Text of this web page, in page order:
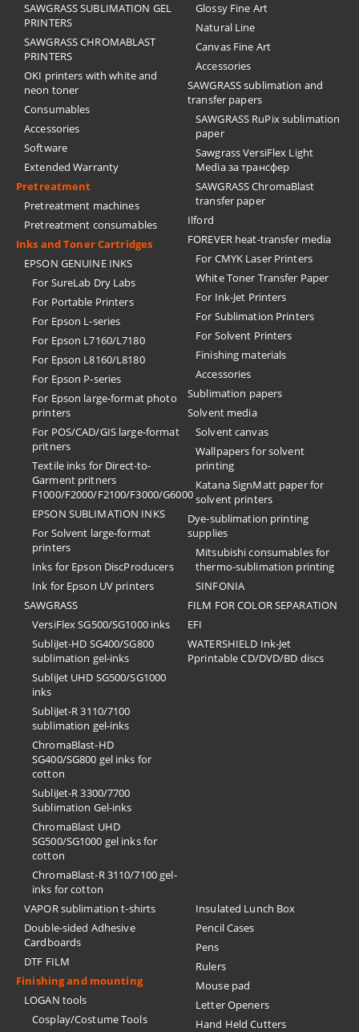
SAWGRASS SUBLIMATION GEL
PRINTERS
SAWGRASS CHROMABLAST
PRINTERS
OKI printers with white and
neon toner
Consumables
Accessories
Software
Extended Warranty
Pretreatment
Pretreatment machines
Pretreatment consumables
Inks and Toner Cartridges
EPSON GENUINE INKS
For SureLab Dry Labs
For Portable Printers
For Epson L-series
For Epson L7160/L7180
For Epson L8160/L8180
For Epson P-series
For Epson large-format photo
printers
For POS/CAD/GIS large-format
pritners
Textile inks for Direct-to-
Garment pritners
F1000/F2000/F2100/F3000/G6000
EPSON SUBLIMATION INKS
For Solvent large-format
printers
Inks for Epson DiscProducers
Ink for Epson UV printers
SAWGRASS
VersiFlex SG500/SG1000 inks
SubliJet-HD SG400/SG800
sublimation gel-inks
SubliJet UHD SG500/SG1000
inks
SubliJet-R 3110/7100
sublimation gel-inks
ChromaBlast-HD
SG400/SG800 gel inks for
cotton
SubliJet-R 3300/7700
Sublimation Gel-inks
ChromaBlast UHD
SG500/SG1000 gel inks for
cotton
ChromaBlast-R 3110/7100 gel-
inks for cotton
Glossy Fine Art
Natural Line
Canvas Fine Art
Accessories
SAWGRASS sublimation and
transfer papers
SAWGRASS RuPix sublimation
paper
Sawgrass VersiFlex Light
Media за трансфер
SAWGRASS ChromaBlast
transfer paper
Ilford
FOREVER heat-transfer media
For CMYK Laser Printers
White Toner Transfer Paper
For Ink-Jet Printers
For Sublimation Printers
For Solvent Printers
Finishing materials
Accessories
Sublimation papers
Solvent media
Solvent canvas
Wallpapers for solvent
printing
Katana SignMatt paper for
solvent printers
Dye-sublimation printing
supplies
Mitsubishi consumables for
thermo-sublimation printing
SINFONIA
FILM FOR COLOR SEPARATION
EFI
​WATERSHIELD Ink-Jet
Pprintable CD/DVD/BD discs
VAPOR sublimation t-shirts
Double-sided Adhesive
Cardboards
DTF FILM
Finishing and mounting
LOGAN tools
Cosplay/Costume Tools
Insulated Lunch Box
Pencil Cases
Pens
Rulers
Mouse pad
Letter Openers
Hand Held Cutters